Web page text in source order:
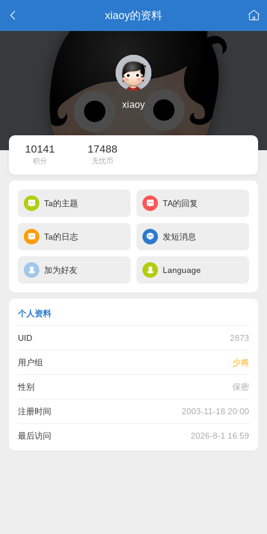
xiaoy的资料
xiaoy
10141
积分
17488
无忧币
Ta的主题 TA的回复
Ta的日志 发短消息
加为好友 Language
个人资料
UID 2873
用户组 少将
性别 保密
注册时间 2003-11-18 20:00
最后访问 2026-8-1 16:59